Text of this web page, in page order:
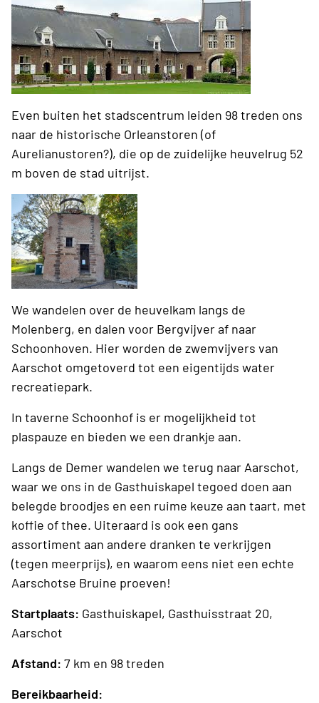
Even buiten het stadscentrum leiden 98 treden ons
naar de historische Orleanstoren (of
Aurelianustoren?), die op de zuidelijke heuvelrug 52
m boven de stad uitrijst.
We wandelen over de heuvelkam langs de
Molenberg, en dalen voor Bergvijver af naar
Schoonhoven. Hier worden de zwemvijvers van
Aarschot omgetoverd tot een eigentijds water
recreatiepark.
In taverne Schoonhof is er mogelijkheid tot
plaspauze en bieden we een drankje aan.
Langs de Demer wandelen we terug naar Aarschot,
waar we ons in de Gasthuiskapel tegoed doen aan
belegde broodjes en een ruime keuze aan taart, met
koffie of thee. Uiteraard is ook een gans
assortiment aan andere dranken te verkrijgen
(tegen meerprijs), en waarom eens niet een echte
Aarschotse Bruine proeven!
Startplaats: Gasthuiskapel, Gasthuisstraat 20,
Aarschot
Afstand: 7 km en 98 treden
Bereikbaarheid: